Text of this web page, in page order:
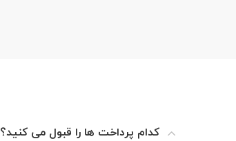
کدام پرداخت ها را قبول می کنید؟